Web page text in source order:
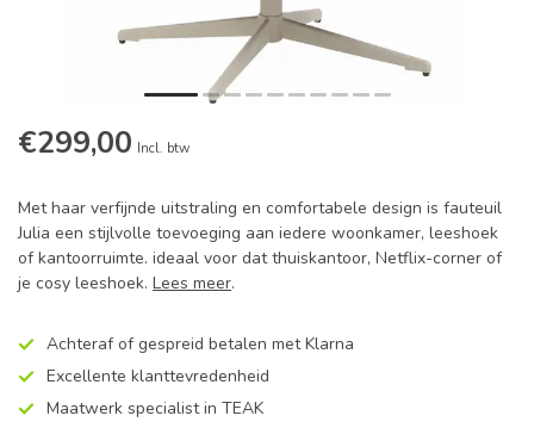
€299,00 Incl. btw
Met haar verfijnde uitstraling en comfortabele design is fauteuil
Julia een stijlvolle toevoeging aan iedere woonkamer, leeshoek
of kantoorruimte. ideaal voor dat thuiskantoor, Netflix-corner of
je cosy leeshoek. Lees meer.
Achteraf of gespreid betalen met Klarna
Excellente klanttevredenheid
Maatwerk specialist in TEAK